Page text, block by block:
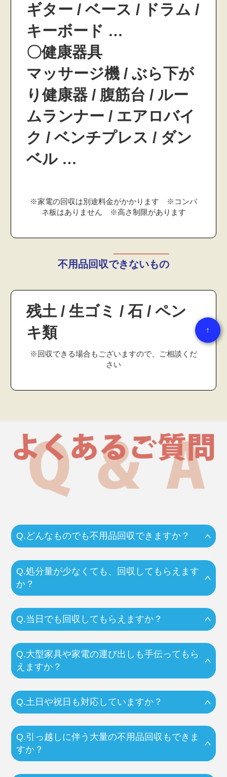
↑
ギター / ベース / ドラム /
キーボード …
〇健康器具
マッサージ機 / ぶら下が
り健康器 / 腹筋台 / ルー
ムランナー / エアロバイ
ク / ベンチプレス / ダン
ベル …
※家電の回収は別途料金がかかります ※コンパ
ネ板はありません ※高さ制限があります
不用品回収できないもの
残土 / 生ゴミ / 石 / ペン
キ類
※回収できる場合もございますので、ご相談くだ
さい
Q.どんなものでも不用品回収できますか？
Q.処分量が少なくても、回収してもらえます
か？
Q.当日でも回収してもらえますか？
Q.大型家具や家電の運び出しも手伝ってもら
えますか？
Q.土日や祝日も対応していますか？
Q.引っ越しに伴う大量の不用品回収もできま
すか？